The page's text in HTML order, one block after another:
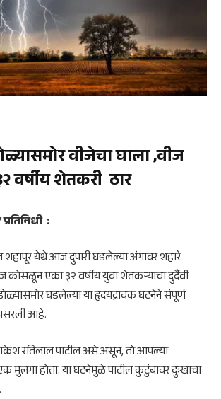
वीजेचा घाला ,वीज
वर्षीय शेतकरी ठार
:
येथे आज दुपारी घडलेल्या अंगावर शहारे
एका ३२ वर्षीय युवा शेतकऱ्याचा दुर्दैवी
घडलेल्या या हृदयद्रावक घटनेने संपूर्ण
आहे.
रतिलाल पाटील असे असून, तो आपल्या
होता. या घटनेमुळे पाटील कुटुंबावर दुःखाचा